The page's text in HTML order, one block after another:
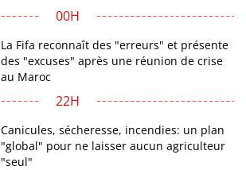
00H
La Fifa reconnaît des "erreurs" et présente
des "excuses" après une réunion de crise
au Maroc
22H
Canicules, sécheresse, incendies: un plan
"global" pour ne laisser aucun agriculteur
"seul"